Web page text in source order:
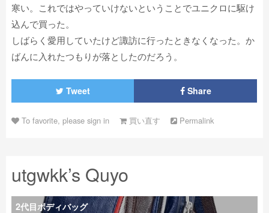
寒い。これではやっていけないということでユニクロに駆け
込んで買った。
しばらく愛用していたけど諏訪に行ったときなくなった。か
ばんに入れたつもりが落としたのだろう。
Tweet Share
To favorite, please sign in 買い直す Permalink
utgwkk’s Quyo
2代目ボディバッグ